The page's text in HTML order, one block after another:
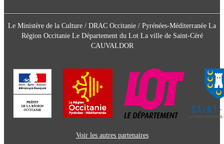
Le Ministère de la Culture / DRAC Occitanie / Pyrénées-Méditerranée La
Région Occitanie Le Département du Lot La ville de Saint-Céré
CAUVALDOR
Voir les autres partenaires